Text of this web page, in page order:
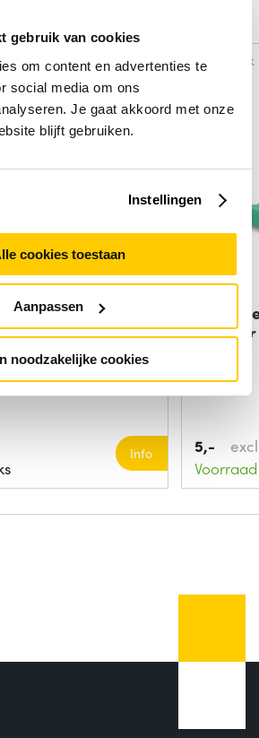
gebruik van cookies
om content en advertenties te
social media om ons
Je gaat akkoord met onze
blijft gebruiken.
Instellingen
cookies toestaan
Aanpassen
noodzakelijke cookies
Info
Vergelijk
ACT
adapter
5,-
Voorraad